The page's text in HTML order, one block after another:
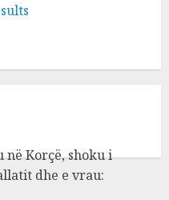
Korçë, shoku i
dhe e vrau: